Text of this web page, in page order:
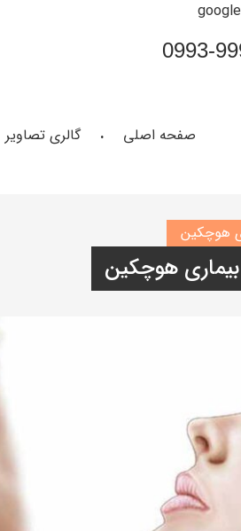
صفحه اصلی گالری تصاویر
هوچکین
بیماری هوچکین